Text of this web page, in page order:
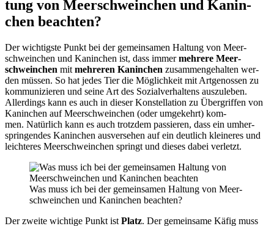
tung von Meer­schwein­chen und Kanin­
chen beach­ten?
Der wich­tigs­te Punkt bei der gemein­sa­men Hal­tung von Meer­
schwein­chen und Kanin­chen ist, dass immermeh­re­re Meer­
schwein­chen mit meh­re­ren Kanin­chen zusam­men­ge­hal­ten wer­
den müs­sen. So hat jedes Tier die Mög­lich­keit mit Art­ge­nos­sen zu
kom­mu­ni­zie­ren und sei­ne Art des Sozi­al­ver­hal­tens aus­zu­le­ben.
Aller­dings kann es auch in die­ser Kon­stel­la­ti­on zu Über­grif­fen von
Kanin­chen auf Meer­schwein­chen (oder umge­kehrt) kom­
men. Natür­lich kann es auch trotz­dem pas­sie­ren, dass ein umher­
sprin­gen­des Kanin­chen aus­ver­se­hen auf ein deut­lich klei­ne­res und
leich­te­res Meer­schwein­chen springt und die­ses dabei ver­letzt.
Was muss ich bei der gemein­sa­men Hal­tung von Meer­
schwein­chen und Kanin­chen beach­ten?
Der zwei­te wich­ti­ge Punkt ist Platz. Der gemein­sa­me Käfig muss